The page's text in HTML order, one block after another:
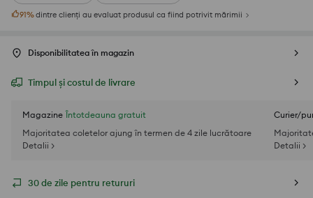
91%dintre clienți au evaluat produsul ca fiind potrivit mărimii
Disponibilitatea în magazin
Timpul și costul de livrare
Magazine Întotdeauna gratuit
Majoritatea coletelor ajung în termen de 4 zile lucrătoare
Detalii >
Curier/
Detalii >
30 de zile pentru retururi